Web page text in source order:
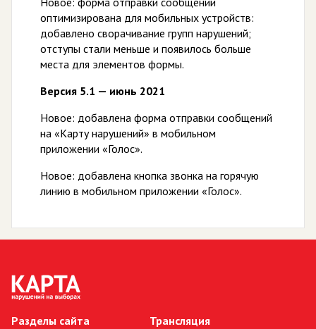
оптимизирована для мобильных устройств:
добавлено сворачивание групп нарушений;
отступы стали меньше и появилось больше
места для элементов формы.
Версия 5.1 — июнь 2021
Новое: добавлена форма отправки сообщений
на «Карту нарушений» в мобильном
приложении «Голос».
Новое: добавлена кнопка звонка на горячую
линию в мобильном приложении «Голос».
Разделы сайта Трансляция